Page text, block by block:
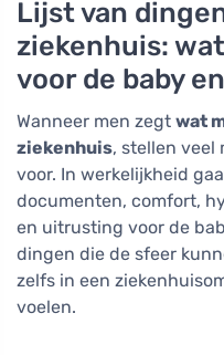
Lijst van
ziekenhuis:
voor de baby
Wanneer men zegt wat
ziekenhuis, stellen veel
voor. In werkelijkheid
documenten, comfort,
en uitrusting voor de
dingen die de sfeer
zelfs in een
voelen.